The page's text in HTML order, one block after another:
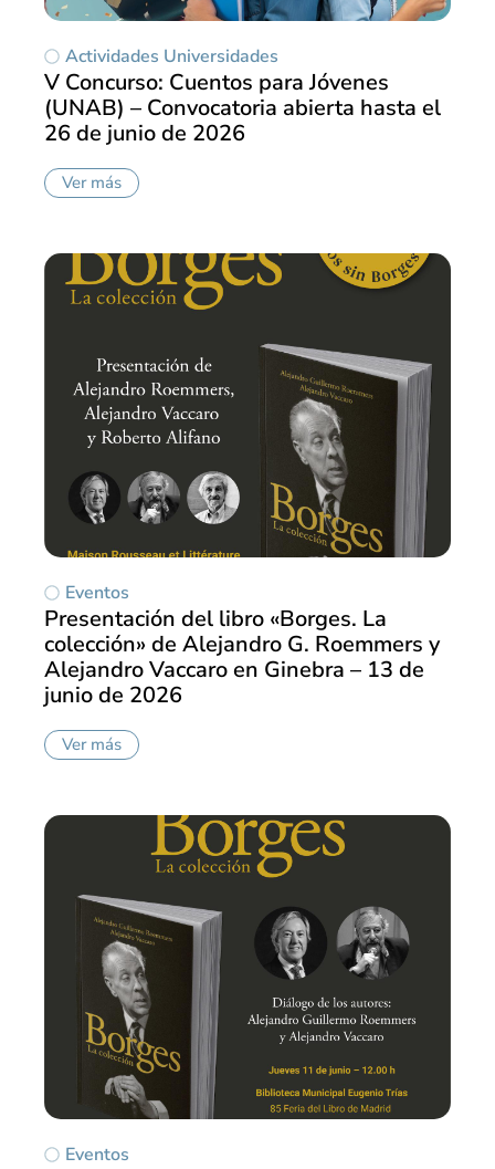
Actividades Universidades
V Concurso: Cuentos para Jóvenes
(UNAB) – Convocatoria abierta hasta el
26 de junio de 2026
Ver más
Eventos
Presentación del libro «Borges. La
colección» de Alejandro G. Roemmers y
Alejandro Vaccaro en Ginebra – 13 de
junio de 2026
Ver más
Eventos